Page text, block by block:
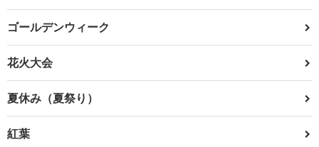
ゴールデンウィーク
花火大会
夏休み（夏祭り）
紅葉